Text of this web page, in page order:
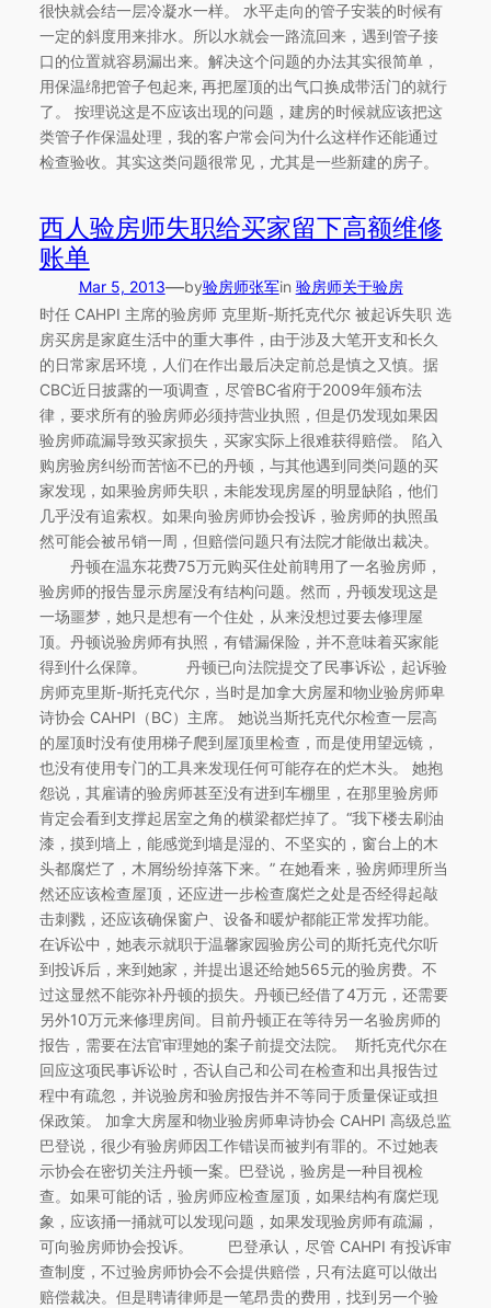
很快就会结一层冷凝水一样。 水平走向的管子安装的时候有
一定的斜度用来排水。所以水就会一路流回来，遇到管子接
口的位置就容易漏出来。解决这个问题的办法其实很简单，
用保温绵把管子包起来, 再把屋顶的出气口换成带活门的就行
了。 按理说这是不应该出现的问题，建房的时候就应该把这
类管子作保温处理，我的客户常会问为什么这样作还能通过
检查验收。其实这类问题很常见，尤其是一些新建的房子。
西人验房师失职给买家留下高额维修
账单
Mar 5, 2013—by验房师张军in 验房师关于验房
时任 CAHPI 主席的验房师 克里斯-斯托克代尔 被起诉失职 选
房买房是家庭生活中的重大事件，由于涉及大笔开支和长久
的日常家居环境，人们在作出最后决定前总是慎之又慎。据
CBC近日披露的一项调查，尽管BC省府于2009年颁布法
律，要求所有的验房师必须持营业执照，但是仍发现如果因
验房师疏漏导致买家损失，买家实际上很难获得赔偿。 陷入
购房验房纠纷而苦恼不已的丹顿，与其他遇到同类问题的买
家发现，如果验房师失职，未能发现房屋的明显缺陷，他们
几乎没有追索权。如果向验房师协会投诉，验房师的执照虽
然可能会被吊销一周，但赔偿问题只有法院才能做出裁决。
丹顿在温东花费75万元购买住处前聘用了一名验房师，
验房师的报告显示房屋没有结构问题。然而，丹顿发现这是
一场噩梦，她只是想有一个住处，从来没想过要去修理屋
顶。丹顿说验房师有执照，有错漏保险，并不意味着买家能
得到什么保障。 丹顿已向法院提交了民事诉讼，起诉验
房师克里斯-斯托克代尔，当时是加拿大房屋和物业验房师卑
诗协会 CAHPI（BC）主席。 她说当斯托克代尔检查一层高
的屋顶时没有使用梯子爬到屋顶里检查，而是使用望远镜，
也没有使用专门的工具来发现任何可能存在的烂木头。 她抱
怨说，其雇请的验房师甚至没有进到车棚里，在那里验房师
肯定会看到支撑起居室之角的横梁都烂掉了。“我下楼去刷油
漆，摸到墙上，能感觉到墙是湿的、不坚实的，窗台上的木
头都腐烂了，木屑纷纷掉落下来。” 在她看来，验房师理所当
然还应该检查屋顶，还应进一步检查腐烂之处是否经得起敲
击刺戮，还应该确保窗户、设备和暖炉都能正常发挥功能。
在诉讼中，她表示就职于温馨家园验房公司的斯托克代尔听
到投诉后，来到她家，并提出退还给她565元的验房费。不
过这显然不能弥补丹顿的损失。丹顿已经借了4万元，还需要
另外10万元来修理房间。目前丹顿正在等待另一名验房师的
报告，需要在法官审理她的案子前提交法院。 斯托克代尔在
回应这项民事诉讼时，否认自己和公司在检查和出具报告过
程中有疏忽，并说验房和验房报告并不等同于质量保证或担
保政策。 加拿大房屋和物业验房师卑诗协会 CAHPI 高级总监
巴登说，很少有验房师因工作错误而被判有罪的。不过她表
示协会在密切关注丹顿一案。巴登说，验房是一种目视检
查。如果可能的话，验房师应检查屋顶，如果结构有腐烂现
象，应该捅一捅就可以发现问题，如果发现验房师有疏漏，
可向验房师协会投诉。 巴登承认，尽管 CAHPI 有投诉审
查制度，不过验房师协会不会提供赔偿，只有法庭可以做出
赔偿裁决。但是聘请律师是一笔昂贵的费用，找到另一个验